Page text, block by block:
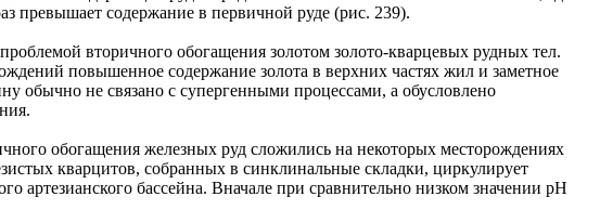
превышает содержание в первичной руде (рис. 239).
вторичного обогащения золотом золото-кварцевых рудных тел.
повышенное содержание золота в верхних частях жил и заметное
обычно не связано с супергенными процессами, а обусловлено
обогащения железных руд сложились на некоторых месторождениях
кварцитов, собранных в синклинальные складки, циркулирует
артезианского бассейна. Вначале при сравнительно низком значении рН